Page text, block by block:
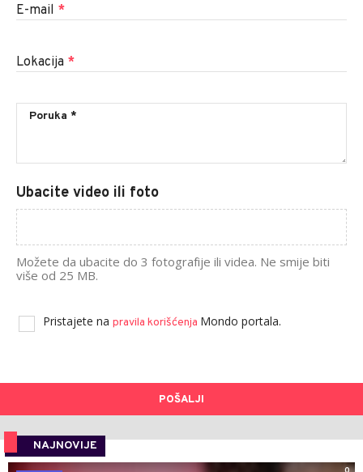
E-mail *
Lokacija *
Ubacite video ili foto
Možete da ubacite do 3 fotografije ili videa. Ne smije biti
više od 25 MB.
Pristajete na pravila korišćenja Mondo portala.
POŠALJI
NAJNOVIJE